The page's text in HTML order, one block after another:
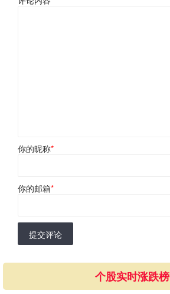
你的昵称*
你的邮箱*
提交评论
个股实时涨跌榜